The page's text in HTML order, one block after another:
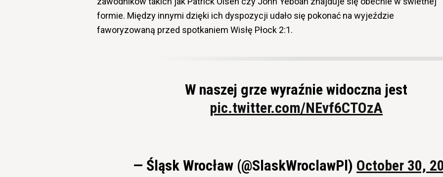
formie. Między innymi dzięki ich dyspozycji udało się pokonać na wyjeździe
faworyzowaną przed spotkaniem Wisłę Płock 2:1.
W naszej grze wyraźnie widoczna jest
pic.twitter.com/NEvf6CTOzA
— Śląsk Wrocław (@SlaskWroclawPl) October 30,